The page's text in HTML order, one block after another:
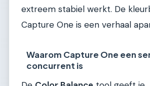
extreem stabiel werkt. De
Capture One is een verhaal
Waarom Capture One een
concurrent is